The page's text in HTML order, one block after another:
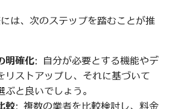
は、次のステップを踏むことが推
明確化: 自分が必要とする機能やデ
リストアップし、それに基づいて
ぶと良いでしょう。
較: 複数の業者を比較検討し、料金